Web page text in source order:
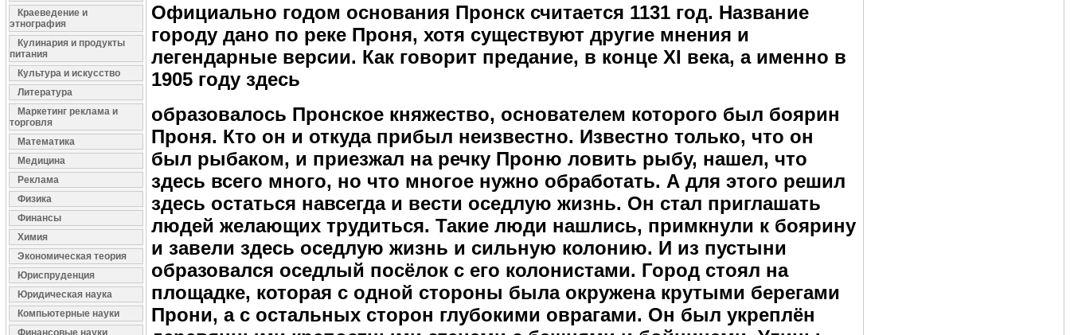
Краеведение и
этнография
Кулинария и продукты
питания
Культура и искусство
Литература
Маркетинг реклама и
торговля
Математика
Медицина
Реклама
Физика
Финансы
Химия
Экономическая теория
Юриспруденция
Юридическая наука
Компьютерные науки
Финансовые науки
Официально годом основания Пронск считается 1131 год. Название
городу дано по реке Проня, хотя существуют другие мнения и
легендарные версии. Как говорит предание, в конце XI века, а именно в
1905 году здесь
образовалось Пронское княжество, основателем которого был боярин
Проня. Кто он и откуда прибыл неизвестно. Известно только, что он
был рыбаком, и приезжал на речку Проню ловить рыбу, нашел, что
здесь всего много, но что многое нужно обработать. А для этого решил
здесь остаться навсегда и вести оседлую жизнь. Он стал приглашать
людей желающих трудиться. Такие люди нашлись, примкнули к боярину
и завели здесь оседлую жизнь и сильную колонию. И из пустыни
образовался оседлый посёлок с его колонистами. Город стоял на
площадке, которая с одной стороны была окружена крутыми берегами
Прони, а с остальных сторон глубокими оврагами. Он был укреплён